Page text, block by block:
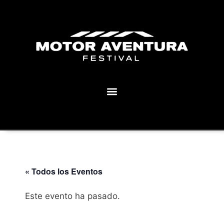
« Todos los Eventos
Este evento ha pasado.